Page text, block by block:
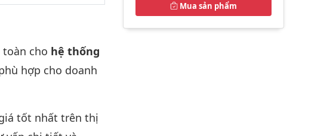
toàn cho hệ thống
hợp cho doanh
tốt nhất trên thị
Mua sản phẩm